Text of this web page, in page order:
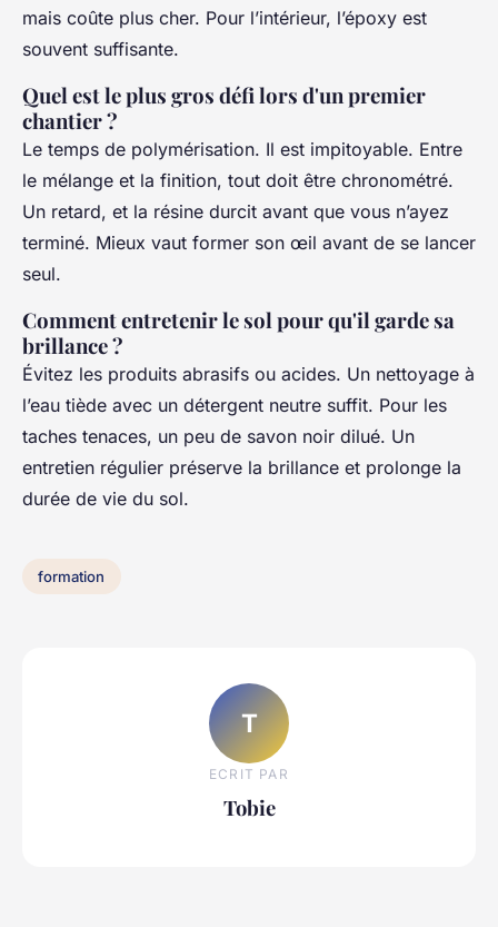
mais coûte plus cher. Pour l’intérieur, l’époxy est
souvent suffisante.
Quel est le plus gros défi lors d'un premier
chantier ?
Le temps de polymérisation. Il est impitoyable. Entre
le mélange et la finition, tout doit être chronométré.
Un retard, et la résine durcit avant que vous n’ayez
terminé. Mieux vaut former son œil avant de se lancer
seul.
Comment entretenir le sol pour qu'il garde sa
brillance ?
Évitez les produits abrasifs ou acides. Un nettoyage à
l’eau tiède avec un détergent neutre suffit. Pour les
taches tenaces, un peu de savon noir dilué. Un
entretien régulier préserve la brillance et prolonge la
durée de vie du sol.
formation
T
ECRIT PAR
Tobie